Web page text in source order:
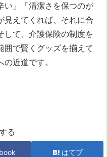
い」「清潔さを保つのが
見えてくれば、それに合
して、介護保険の制度を
囲で賢くグッズを揃えて
近道です。
る
はてブ